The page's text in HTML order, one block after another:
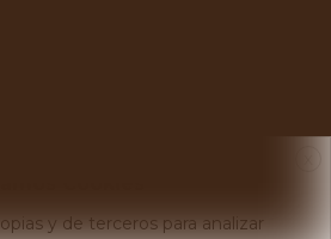
y de terceros para analizar